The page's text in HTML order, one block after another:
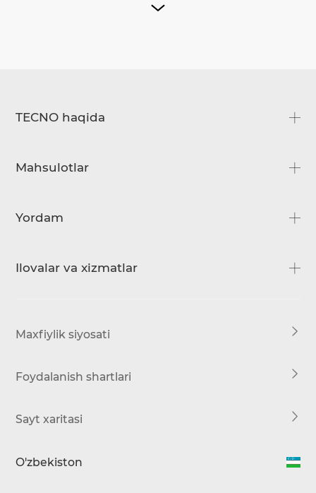
TECNO haqida
Mahsulotlar
Yordam
Ilovalar va xizmatlar
Maxfiylik siyosati
Foydalanish shartlari
Sayt xaritasi
O'zbekiston